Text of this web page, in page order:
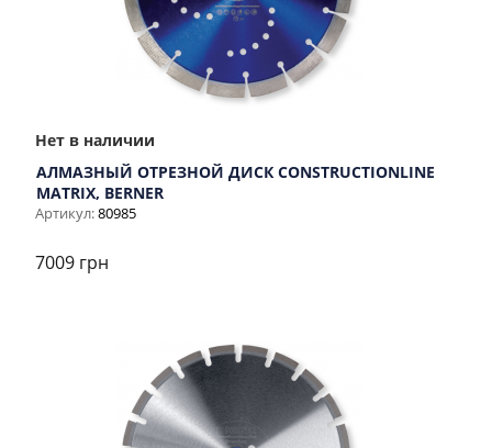
Нет в наличии
АЛМАЗНЫЙ ОТРЕЗНОЙ ДИСК CONSTRUCTIONLINE
MATRIX, BERNER
Артикул:80985
7009 грн